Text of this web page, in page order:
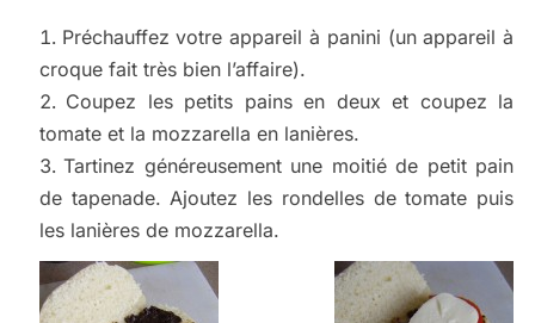
Préchauffez votre appareil à panini (un appareil à
croque fait très bien l’affaire).
Coupez les petits pains en deux et coupez la
tomate et la mozzarella en lanières.
Tartinez généreusement une moitié de petit pain
de tapenade. Ajoutez les rondelles de tomate puis
les lanières de mozzarella.